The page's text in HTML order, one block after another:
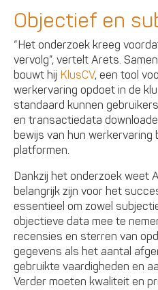
Objectief en
“Het onderzoek kreeg
vervolg”, vertelt Arets.
bouwt hij KlusCV, een tool
werkervaring opdoet in de
standaard kunnen
en transactiedata
bewijs van hun werkervaring
platformen.
Dankzij het onderzoek weet
belangrijk zijn voor het
essentieel om zowel
objectieve data mee te
recensies en sterren van
gegevens als het aantal
gebruikte vaardigheden en
Verder moeten kwaliteit en